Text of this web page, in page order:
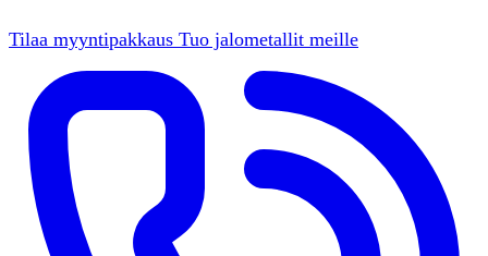
Tilaa myyntipakkaus Tuo jalometallit meille